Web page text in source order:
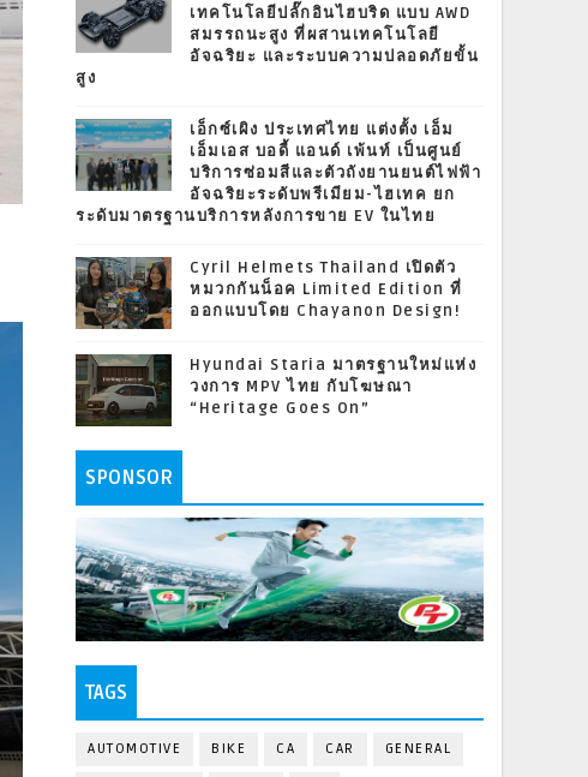
เทคโนโลยีปลั๊กอินไฮบริด แบบ AWD
สมรรถนะสูง ที่ผสานเทคโนโลยี
อัจฉริยะ และระบบความปลอดภัยขั้น
สูง
เอ็กซ์เผิง ประเทศไทย แต่งตั้ง เอ็ม
เอ็มเอส บอดี้ แอนด์ เพ้นท์ เป็นศูนย์
บริการซ่อมสีและตัวถังยานยนต์ไฟฟ้า
อัจฉริยะระดับพรีเมียม-ไฮเทค ยก
ระดับมาตรฐานบริการหลังการขาย EV ในไทย
Cyril Helmets Thailand เปิดตัว
หมวกกันน็อค Limited Edition ที่
ออกแบบโดย Chayanon Design!
Hyundai Staria มาตรฐานใหม่แห่ง
วงการ MPV ไทย กับโฆษณา
“Heritage Goes On”
SPONSOR
TAGS
AUTOMOTIVE BIKE CA CAR GENERAL